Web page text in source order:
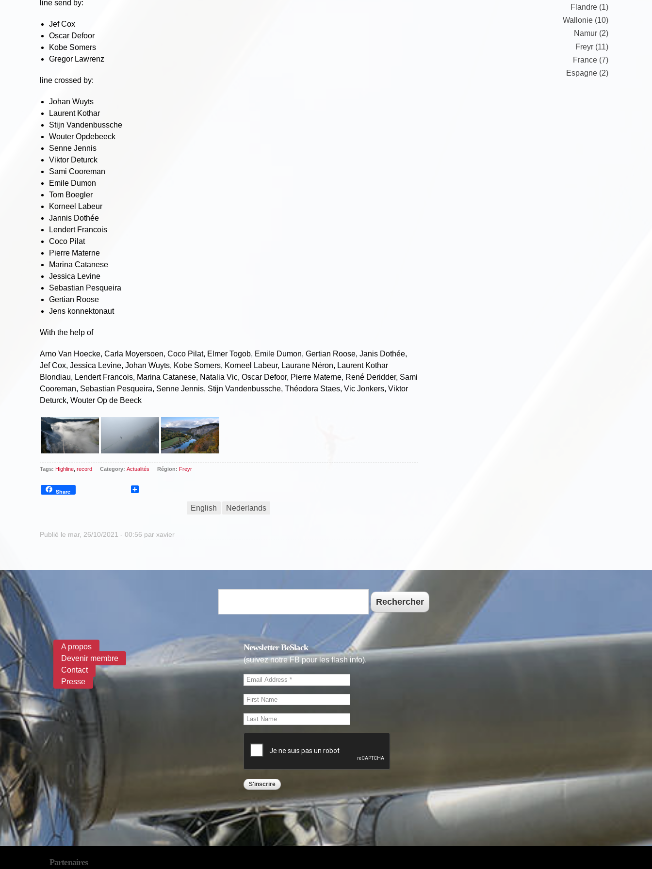
line send by:
Jef Cox
Oscar Defoor
Kobe Somers
Gregor Lawrenz
line crossed by:
Johan Wuyts
Laurent Kothar
Stijn Vandenbussche
Wouter Opdebeeck
Senne Jennis
Viktor Deturck
Sami Cooreman
Emile Dumon
Tom Boegler
Korneel Labeur
Jannis Dothée
Lendert Francois
Coco Pilat
Pierre Materne
Marina Catanese
Jessica Levine
Sebastian Pesqueira
Gertian Roose
Jens konnektonaut
With the help of
Arno Van Hoecke, Carla Moyersoen, Coco Pilat, Elmer Togob, Emile Dumon, Gertian Roose, Janis Dothée,
Jef Cox, Jessica Levine, Johan Wuyts, Kobe Somers, Korneel Labeur, Laurane Néron, Laurent Kothar
Blondiau, Lendert Francois, Marina Catanese, Natalia Vic, Oscar Defoor, Pierre Materne, René Deridder, Sami
Cooreman, Sebastian Pesqueira, Senne Jennis, Stijn Vandenbussche, Théodora Staes, Vic Jonkers, Viktor
Deturck, Wouter Op de Beeck
Tags: Highline record Category: Actualités Région: Freyr
Share
English Nederlands
Publié le mar, 26/10/2021 - 00:56 par xavier
Flandre (1)
Wallonie (10)
Namur (2)
Freyr (11)
France (7)
Espagne (2)
A propos
Devenir membre
Contact
Presse
Newsletter BeSlack
(suivez notre FB pour les flash info).
Partenaires